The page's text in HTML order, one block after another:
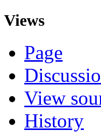
Views
Page
View
History